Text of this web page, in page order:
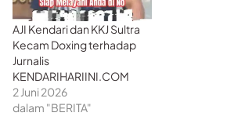
AJI Kendari dan KKJ Sultra
Kecam Doxing terhadap
Jurnalis
KENDARIHARIINI.COM
2 Juni 2026
dalam "BERITA"